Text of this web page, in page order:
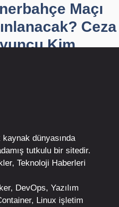
Maçı
Ceza
Kim...
dünyasında
tutkulu bir sitedir.
Teknoloji Haberleri
DevOps, Yazılım
, Linux işletim